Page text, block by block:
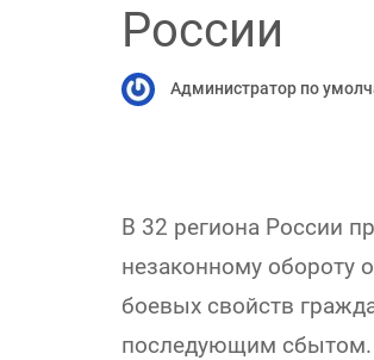
России
Администратор по
В 32 региона России
незаконному обороту
боевых свойств
последующим сбытом.